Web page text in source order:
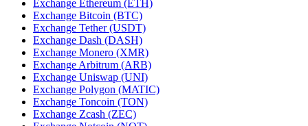
Exchange Ethereum (ETH)
Exchange Bitcoin (BTC)
Exchange Tether (USDT)
Exchange Dash (DASH)
Exchange Monero (XMR)
Exchange Arbitrum (ARB)
Exchange Uniswap (UNI)
Exchange Polygon (MATIC)
Exchange Toncoin (TON)
Exchange Zcash (ZEC)